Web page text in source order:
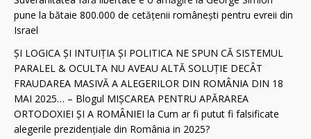
pune la bătaie 800.000 de cetăţenii românești pentru evreii din
Israel
ȘI LOGICA ȘI INTUIȚIA ȘI POLITICA NE SPUN CĂ SISTEMUL
PARALEL & OCULTA NU AVEAU ALTĂ SOLUȚIE DECÂT
FRAUDAREA MASIVĂ A ALEGERILOR DIN ROMÂNIA DIN 18
MAI 2025… – Blogul MIȘCAREA PENTRU APĂRAREA
ORTODOXIEI ȘI A ROMÂNIEI la Cum ar fi putut fi falsificate
alegerile prezidenţiale din România in 2025?